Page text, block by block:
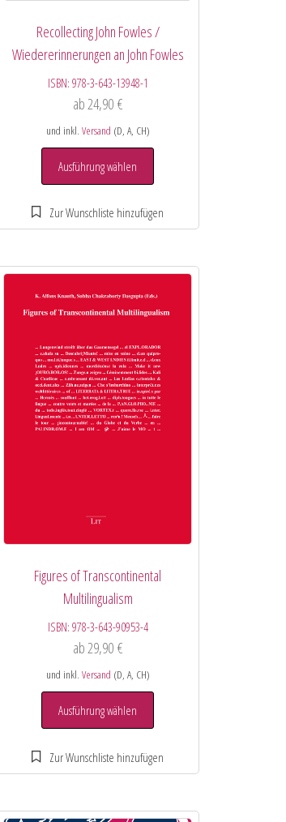
Recollecting John Fowles /
Wiedererinnerungen an John Fowles
ISBN: 978-3-643-13948-1
ab 24,90 €
und inkl. Versand (D, A, CH)
Ausführung wählen
Figures of Transcontinental
Multilingualism
ISBN: 978-3-643-90953-4
ab29,90 €
und inkl. Versand (D, A, CH)
Ausführung wählen